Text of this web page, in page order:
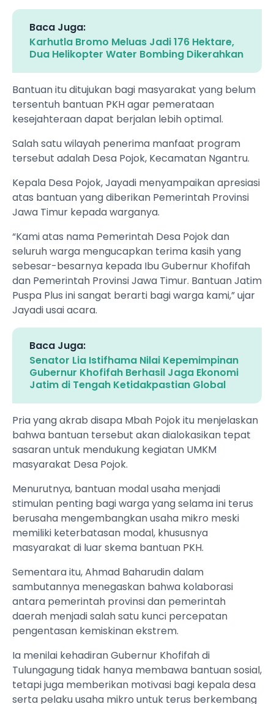
Baca Juga:
Karhutla Bromo Meluas Jadi 176 Hektare,
Dua Helikopter Water Bombing Dikerahkan
Bantuan itu ditujukan bagi masyarakat yang belum
tersentuh bantuan PKH agar pemerataan
kesejahteraan dapat berjalan lebih optimal.
Salah satu wilayah penerima manfaat program
tersebut adalah Desa Pojok, Kecamatan Ngantru.
Kepala Desa Pojok, Jayadi menyampaikan apresiasi
atas bantuan yang diberikan Pemerintah Provinsi
Jawa Timur kepada warganya.
“Kami atas nama Pemerintah Desa Pojok dan
seluruh warga mengucapkan terima kasih yang
sebesar-besarnya kepada Ibu Gubernur Khofifah
dan Pemerintah Provinsi Jawa Timur. Bantuan Jatim
Puspa Plus ini sangat berarti bagi warga kami,” ujar
Jayadi usai acara.
Baca Juga:
Senator Lia Istifhama Nilai Kepemimpinan
Gubernur Khofifah Berhasil Jaga Ekonomi
Jatim di Tengah Ketidakpastian Global
Pria yang akrab disapa Mbah Pojok itu menjelaskan
bahwa bantuan tersebut akan dialokasikan tepat
sasaran untuk mendukung kegiatan UMKM
masyarakat Desa Pojok.
Menurutnya, bantuan modal usaha menjadi
stimulan penting bagi warga yang selama ini terus
berusaha mengembangkan usaha mikro meski
memiliki keterbatasan modal, khususnya
masyarakat di luar skema bantuan PKH.
Sementara itu, Ahmad Baharudin dalam
sambutannya menegaskan bahwa kolaborasi
antara pemerintah provinsi dan pemerintah
daerah menjadi salah satu kunci percepatan
pengentasan kemiskinan ekstrem.
Ia menilai kehadiran Gubernur Khofifah di
Tulungagung tidak hanya membawa bantuan sosial,
tetapi juga memberikan motivasi bagi kepala desa
serta pelaku usaha mikro untuk terus berkembang